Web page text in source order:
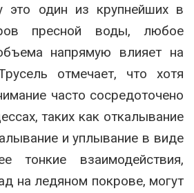
это один из крупнейших в
пресной воды, любое
напрямую влияет на
отмечает, что хотя
часто сосредоточено
таких как откалывание
и уплывание в виде
тонкие взаимодействия,
на ледяном покрове, могут